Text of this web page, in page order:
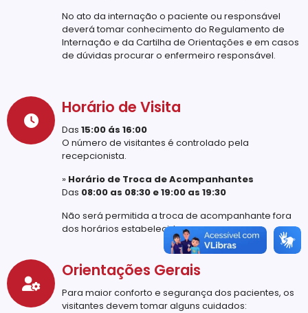
No ato da internação o paciente ou responsável
deverá tomar conhecimento do Regulamento de
Internação e da Cartilha de Orientações e em casos
de dúvidas procurar o enfermeiro responsável.
Horário de Visita
Das 15:00 ás 16:00
O número de visitantes é controlado pela
recepcionista.
» Horário de Troca de Acompanhantes
Das 08:00 as 08:30 e 19:00 as 19:30
Não será permitida a troca de acompanhante fora
dos horários estabelecidos.
Orientações Gerais
Para maior conforto e segurança dos pacientes, os
visitantes devem tomar alguns cuidados: